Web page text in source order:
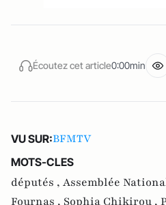
Écoutez cet article0:00min
VU SUR:BFMTV
MOTS-CLES
députés , Assemblée
Fournas , Sophia Chikirou ,